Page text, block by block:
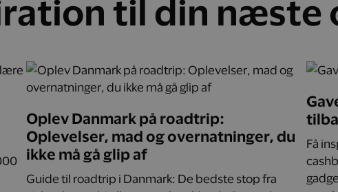
til din næste
Oplev Danmark på roadtrip:
Oplevelser, mad og overnatninger, du
ikke må gå glip af
Guide til roadtrip i Danmark: De bedste stop fra
Få